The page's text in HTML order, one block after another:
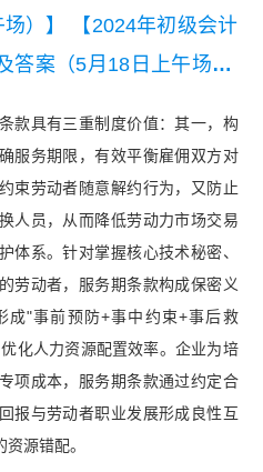
）】
【2024年初级会计
答案（5月18日上午场）.
款具有三重制度价值：其一，构
服务期限，有效平衡雇佣双方对
束劳动者随意解约行为，又防止
人员，从而降低劳动力市场交易
体系。针对掌握核心技术秘密、
劳动者，服务期条款构成保密义
成"事前预防+事中约束+事后救
化人力资源配置效率。企业为培
项成本，服务期条款通过约定合
报与劳动者职业发展形成良性互
源错配。